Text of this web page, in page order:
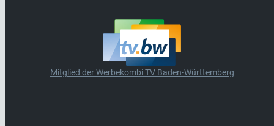
Mitglied der Werbekombi TV Baden-Württemberg